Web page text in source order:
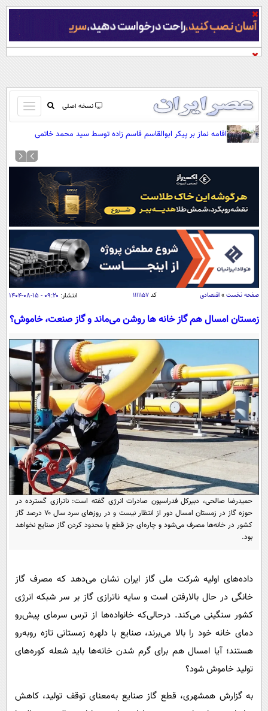
نسخه اصلی
باز
و
کردن
منو
صفحه اول
آرشیو
نظرسنجی
آب و هوا
اوقات شرعی
سواد زندگی
سیاسی
اقتصاد
جامعه
حوادث
سلامت
یک برش دانایی
محیط زیست
سفر و تفریح
بین الملل
سیاست خارجی
فرهنگ و هنر
علم و دانش
فناوری و It
علمی
اخبار کریپتو
قرآن
گوناگون
سرگرمی
باشگاه مغز
مجله تصویری سلاح
فیلم
اقتصاد
ورزش
سیاست
گوناگون
حوادث
محیط زیست
سلامت
بین الملل
عصر ایران 2
خواندنی ها و دیدنی ها
داستان کوتاه
آشپزی
آموزش زبان
اقامه نماز بر پیکر ابوالقاسم قاسم زاده توسط سید محمد خاتمی
صفحه نخست » اقتصادی کد۱۱۱۱۱۵۷ انتشار: ۰۹:۲۰ - ۱۵-۰۸-۱۴۰۴
زمستان امسال هم گاز خانه ها روشن می‌ماند و گاز صنعت، خاموش؟
حمیدرضا صالحی، دبیرکل فدراسیون صادرات انرژی گفته است: ناترازی گسترده در
حوزه گاز در زمستان امسال دور از انتظار نیست و در روزهای سرد سال ۷۰ درصد گاز
کشور در خانه‌ها مصرف می‌شود و چاره‌ای جز قطع یا محدود کردن گاز صنایع نخواهد
بود.
داده‌های اولیه شرکت ملی گاز ایران نشان می‌دهد که مصرف گاز
خانگی در حال بالارفتن است و سایه ناترازی گاز بر سر شبکه انرژی
کشور سنگینی می‌کند. درحالی‌که خانواده‌ها از ترس سرمای پیش‌رو
دمای خانه خود را بالا می‌برند، صنایع با دلهره زمستانی تازه روبه‌رو
هستند؛ آیا امسال هم برای گرم شدن خانه‌ها باید شعله کوره‌های
تولید خاموش شود؟
به گزارش همشهری، قطع گاز ‌صنایع به‌معنای توقف تولید، کاهش